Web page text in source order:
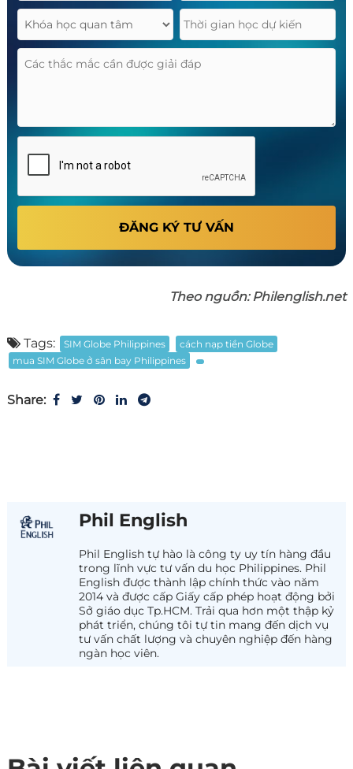
ĐĂNG KÝ TƯ VẤN
Theo nguồn: Philenglish.net
Tags: SIM Globe Philippines
cách nạp tiền Globe
mua SIM Globe ở sân bay Philippines
Share:
Phil English
Phil English tự hào là công ty uy tín hàng đầu
trong lĩnh vực tư vấn du học Philippines. Phil
English được thành lập chính thức vào năm
2014 và được cấp Giấy cấp phép hoạt động bởi
Sở giáo dục Tp.HCM. Trải qua hơn một thập kỷ
phát triển, chúng tôi tự tin mang đến dịch vụ
tư vấn chất lượng và chuyên nghiệp đến hàng
ngàn học viên.